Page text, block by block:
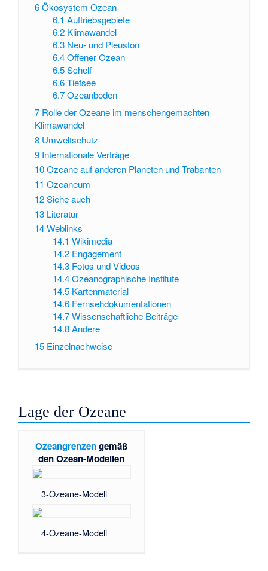
6Ökosystem Ozean
6.1 Auftriebsgebiete
6.2 Klimawandel
6.3 Neu- und Pleuston
6.4 Offener Ozean
6.5 Schelf
6.6 Tiefsee
6.7 Ozeanboden
7 Rolle der Ozeane im menschengemachten
Klimawandel
8 Umweltschutz
9 Internationale Verträge
10Ozeane auf anderen Planeten und Trabanten
11 Ozeaneum
12Siehe auch
13 Literatur
14Weblinks
14.1 Wikimedia
14.2 Engagement
14.3 Fotos und Videos
14.4 Ozeanographische Institute
14.5 Kartenmaterial
14.6 Fernsehdokumentationen
14.7 Wissenschaftliche Beiträge
14.8 Andere
15 Einzelnachweise
Lage der Ozeane
Ozeangrenzengemäß
den Ozean-Modellen
3-Ozeane-Modell
4-Ozeane-Modell